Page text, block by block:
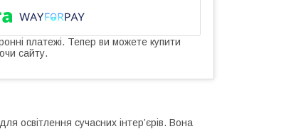
платежі. Тепер ви можете купити
сайту.
освітлення сучасних інтер’єрів. Вона